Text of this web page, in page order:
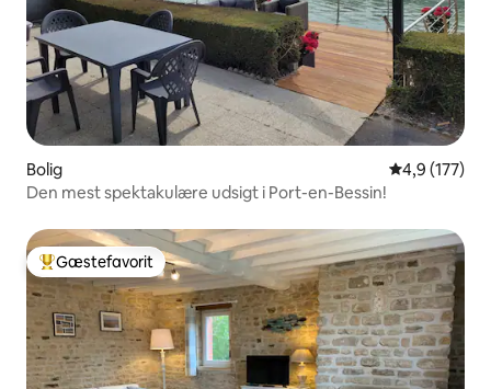
Bolig 4,9 ud af 5 i
4,9 (177)
Den mest spektakulære udsigt i Port-en-Bessin!
Bedste gæstefavorit
Gæstefavorit